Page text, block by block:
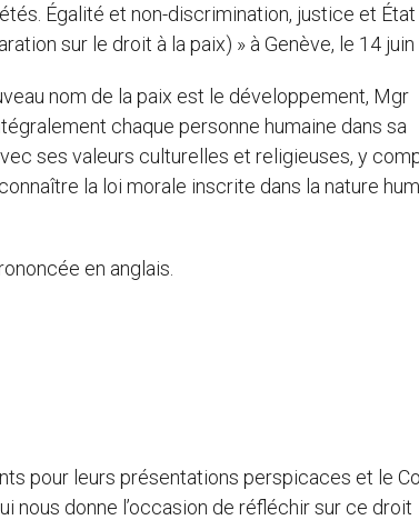
Égalité et non-discrimination, justice et
sur le droit à la paix) » à Genève, le 14 juin
nom de la paix est le développement, Mgr
chaque personne humaine dans sa
ses valeurs culturelles et religieuses, y
la loi morale inscrite dans la nature
en anglais.
pour leurs présentations perspicaces et le
nous donne l’occasion de réfléchir sur ce droit